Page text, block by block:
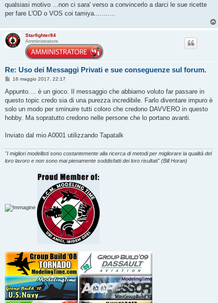
qualsiasi motivo ...non ci sara' verso a convincerlo a darci le sue ricette
per fare L'OD o VOS coi tamiya...........
Starfighter84
Amministratore
Re: Uso dei Messaggi Privati e sue conseguenze sul forum.
M
s
s
a
g
i
16 maggio 2017, 22:17
Appunto.... è un gioco. Il messaggio che abbiamo voluto far passare in
questo topic credo sia di una purezza incredibile. Farlo diventare impuro è
solo un modo per sminuire tutti coloro che credono DAVVERO in questo
hobby. Ma sopratutto credono nelle persone che lo portano avanti.
Inviato dal mio A0001 utilizzando Tapatalk
"I migliori modellisti sono costantemente alla ricerca di metodi per migliorare la qualità del
loro lavoro e non sono mai pienamente soddisfatti dei loro risultati" (Bill Horan)